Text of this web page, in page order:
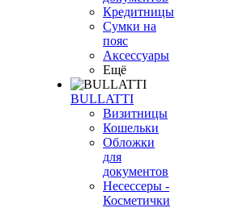
Кредитницы
Сумки на
пояс
Аксессуары
Ещё
BULLATTI
Визитницы
Кошельки
Обложки
для
документов
Несессеры -
Косметички